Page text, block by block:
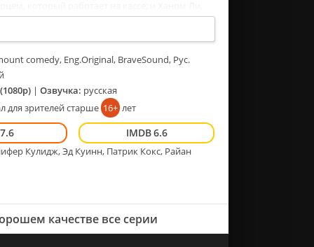
вместе, и, возможно, нашли секретный
сериала подряд онлайн бесплатно в
LordFilm.
comedy, Eng.Original, BraveSound, Рус.
| Озвучка: русская
для зрителей старше 16+лет
7.6 6.6
Кулидж, Эд Куинн, Патрик Кокс, Райан
качестве все серии